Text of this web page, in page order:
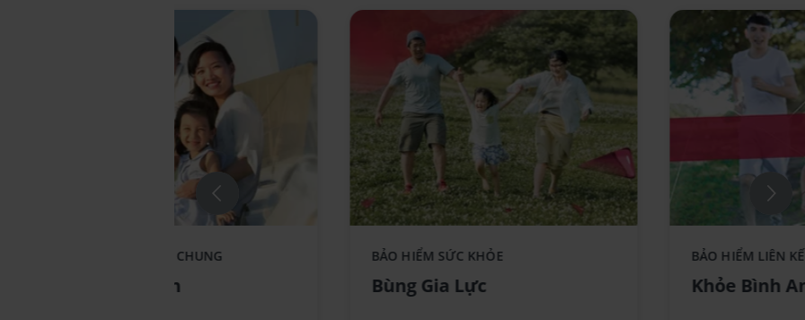
KhoeTronVen_no text
BẢO HIỂM LIÊN KẾT CHUNG
Khỏe Trọn Vẹn
Replace component AIA - Standee-
BungGiaLuc_No text
BẢO HIỂM SỨC KHỎE
Bùng Gia Lực
BẢO HIỂM LIÊN
Khỏe Bình